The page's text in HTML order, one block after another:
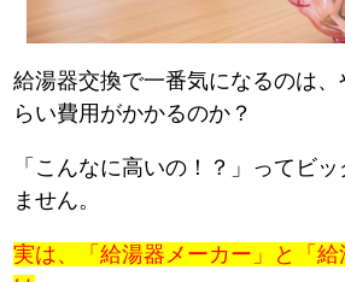
給湯器交換で一番気になるのは、
らい費用がかかるのか？
「こんなに高いの！？」ってビ
ません。
実は、「給湯器メーカー」と「